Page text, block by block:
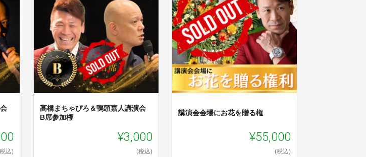
込)
髙橋まちゃぴろ＆鴨頭嘉人講演会
B席参加権
¥3,000
(税込)
講演会会場にお花を贈る権
¥55,000
(税込)